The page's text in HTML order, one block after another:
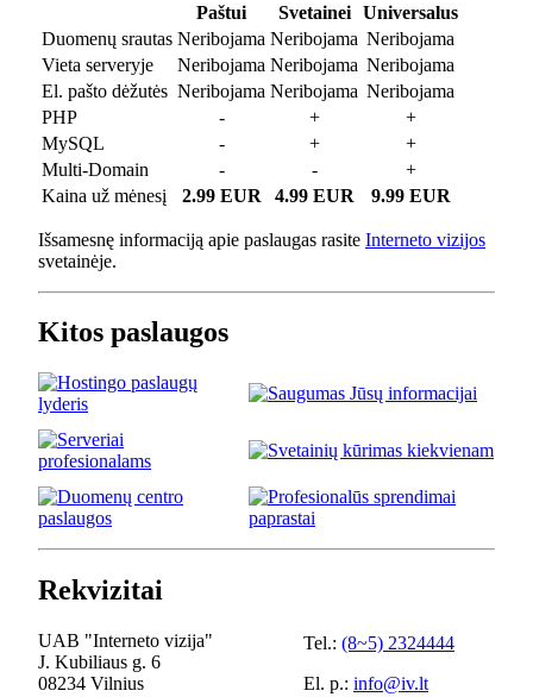
Paštui Svetainei
Universalus
Duomenų srautas Neribojama Neribojama Neribojama
Vieta serveryje
Neribojama Neribojama Neribojama
El. pašto dėžutės Neribojama Neribojama Neribojama
PHP
- +
+
MySQL
- +
+
Multi-Domain
- -
+
Kaina už mėnesį
2.99 EUR 4.99 EUR 9.99 EUR
Išsamesnę informaciją apie paslaugas rasite Interneto vizijos
svetainėje.
Kitos paslaugos
Rekvizitai
UAB "Interneto vizija"
J. Kubiliaus g. 6
08234 Vilnius
Tel.: (8~5) 2324444
El. p.: info@iv.lt